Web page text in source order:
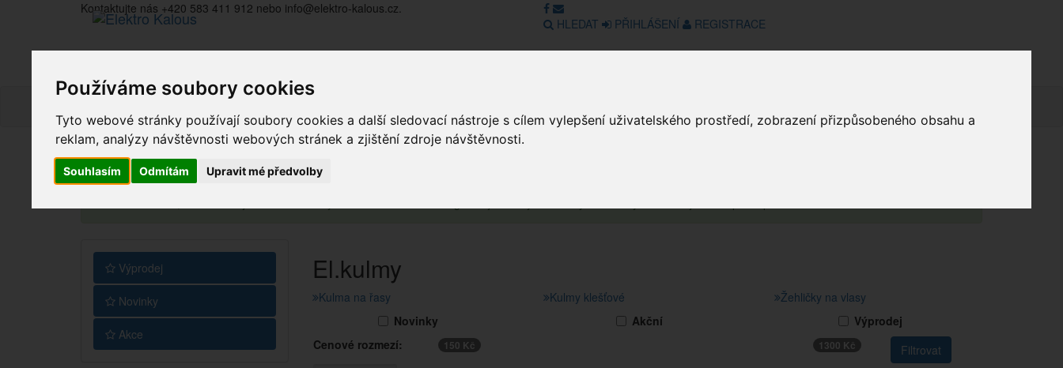
Používáme soubory cookies
Tyto webové stránky používají soubory cookies a další sledovací nástroje s cílem vylepšení uživatelského prostředí, zobrazení přizpůsobeného obsahu a
reklam, analýzy návštěvnosti webových stránek a zjištění zdroje návštěvnosti.
Souhlasím Odmítám Upravit mé předvolby
Kontaktujte nás +420 583 411 912 nebo info@elektro-kalous.cz.
HLEDAT
PŘIHLÁŠENÍ REGISTRACE
El.kulmy
Výprodej
Novinky
Akce
El.kulmy
Kulma na řasy Kulmy klešťové
Žehličky na vlasy
Novinky
Akční
Výprodej
Cenové rozmezí:
150 Kč 1300 Kč